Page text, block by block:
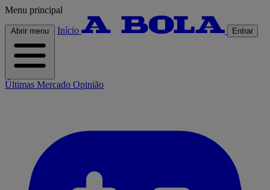
Menu principal
Abrir menu Início Entrar
Últimas Mercado Opinião